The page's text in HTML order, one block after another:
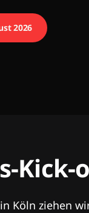
2026
Köln ziehen